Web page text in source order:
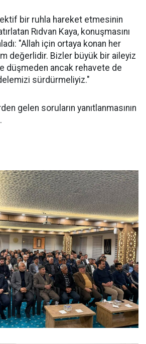
bir ruhla hareket etmesinin
Rıdvan Kaya, konuşmasını
"Allah için ortaya konan her
değerlidir. Bizler büyük bir aileyiz
düşmeden ancak rehavete de
sürdürmeliyiz."
gelen soruların yanıtlanmasının